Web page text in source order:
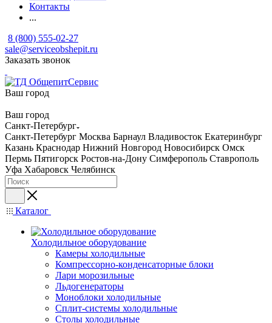
Контакты
...
8 (800) 555-02-27
sale@serviceobshepit.ru
Заказать звонок
Ваш город
Ваш город
Санкт-Петербург
Санкт-Петербург Москва Барнаул Владивосток Екатеринбург
Казань Краснодар Нижний Новгород Новосибирск Омск
Пермь Пятигорск Ростов-на-Дону Симферополь Ставрополь
Уфа Хабаровск Челябинск
Каталог
Холодильное оборудование
Камеры холодильные
Компрессорно-конденсаторные блоки
Лари морозильные
Льдогенераторы
Моноблоки холодильные
Сплит-системы холодильные
Столы холодильные